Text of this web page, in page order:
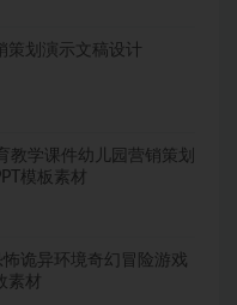
策划演示文稿设计
教学课件幼儿园营销策划
模板素材
诡异环境奇幻冒险游戏
素材